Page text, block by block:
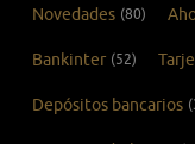
Novedades (80)
Bankinter (52)
Depósitos bancarios